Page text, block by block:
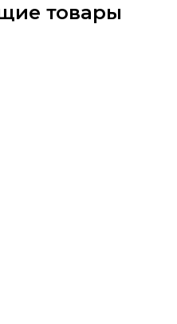
товары